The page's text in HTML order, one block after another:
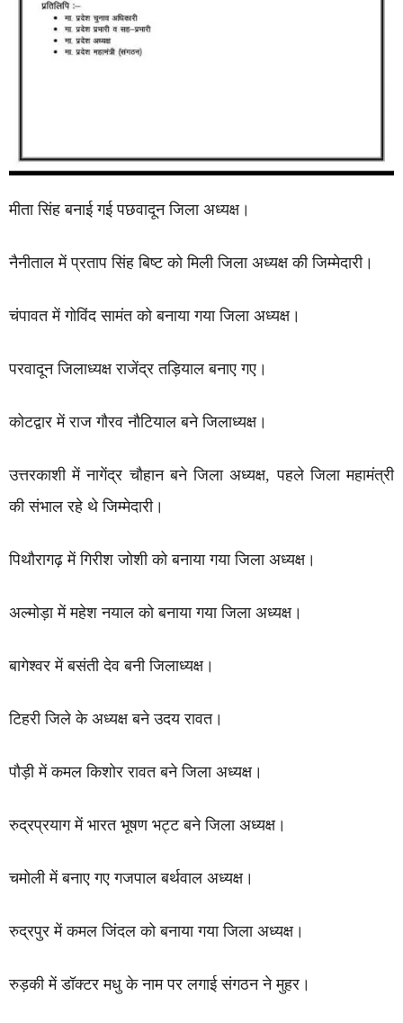
मीता सिंह बनाई गई पछवादून जिला अध्यक्ष।
नैनीताल में प्रताप सिंह बिष्ट को मिली जिला अध्यक्ष की जिम्मेदारी।
चंपावत में गोविंद सामंत को बनाया गया जिला अध्यक्ष।
परवादून जिलाध्यक्ष राजेंद्र तड़ियाल बनाए गए।
कोटद्वार में राज गौरव नौटियाल बने जिलाध्यक्ष।
उत्तरकाशी में नागेंद्र चौहान बने जिला अध्यक्ष, पहले जिला महामंत्री
की संभाल रहे थे जिम्मेदारी।
पिथौरागढ़ में गिरीश जोशी को बनाया गया जिला अध्यक्ष।
अल्मोड़ा में महेश नयाल को बनाया गया जिला अध्यक्ष।
बागेश्वर में बसंती देव बनी जिलाध्यक्ष।
टिहरी जिले के अध्यक्ष बने उदय रावत।
पौड़ी में कमल किशोर रावत बने जिला अध्यक्ष।
रुद्रप्रयाग में भारत भूषण भट्ट बने जिला अध्यक्ष।
चमोली में बनाए गए गजपाल बर्थवाल अध्यक्ष।
रुद्रपुर में कमल जिंदल को बनाया गया जिला अध्यक्ष।
रुड़की में डॉक्टर मधु के नाम पर लगाई संगठन ने मुहर।